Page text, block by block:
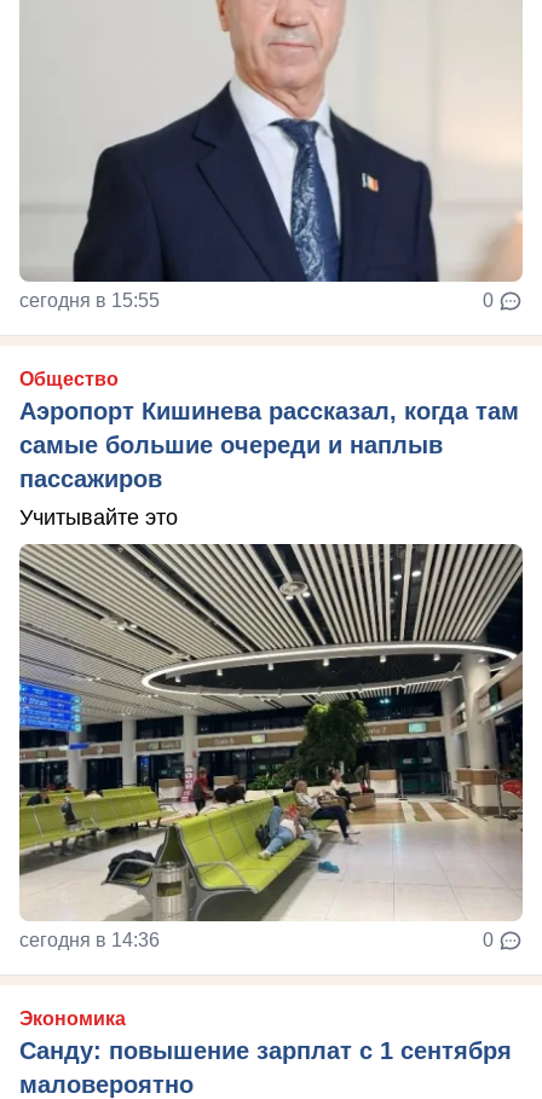
сегодня в 15:55 0
Общество
Аэропорт Кишинева рассказал, когда там
самые большие очереди и наплыв
пассажиров
Учитывайте это
сегодня в 14:36 0
Экономика
Санду: повышение зарплат с 1 сентября
маловероятно